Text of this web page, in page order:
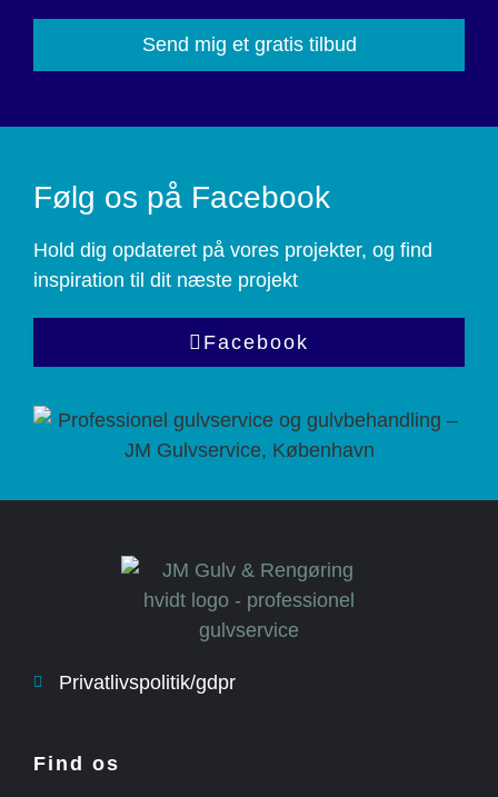
this
empty.
Følg os på Facebook
Hold dig opdateret på vores projekter, og find
inspiration til dit næste projekt
Facebook
Privatlivspolitik/gdpr
Find os